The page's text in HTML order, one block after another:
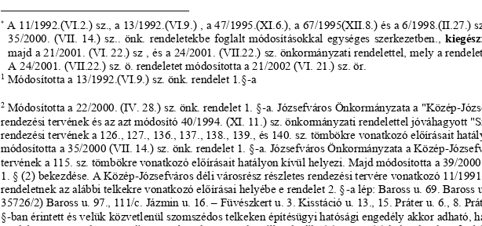
* A 11/1992.(VI.2.) sz., a 13/1992.(VI.9.) , a 47/1995.(XI.6.), a 67/1995(XII.8.) és a 6/1998.(II.27.)
35/2000.  (VII.  14.)  sz.
önk. rendeletekbe foglalt módosításokkal egységes szerkezetben.,
majd a 21/2001. (VI. 22.) sz , és a 24/2001. (VII.22.) sz. önkormányzati rendelettel, mely a
A 24/2001. (VII.22.) sz. ö. rendeletet módosította a 21/2002 (VI. 21.) sz. ör.
1 Módosította a 13/1992.(VI.9.) sz. önk. rendelet 1.§-a
2 Módosította a 22/2000. (IV. 28.) sz. önk. rendelet 1. §-a. Józsefváros Önkormányzata a "Közép-
rendezési tervének és az azt módosító 40/1994. (XI. 11.) sz. önkormányzati rendelettel jóváhagyott
rendezési tervének a 126., 127., 136., 137., 138., 139., és 140. sz. tömbökre vonatkozó előírásait
módosította a 35/2000 (VII. 14.) sz. önk. rendelet 1. §-a. Józsefváros Önkormányzata a Közép-
tervének a 115. sz. tömbökre vonatkozó előírásait hatályon kívül helyezi. Majd módosította a 39/
1. § (2) bekezdése. A Közép-Józsefváros déli városrész részletes rendezési tervére vonatkozó 11/
rendeletnek az alábbi telkekre vonatkozó előírásai helyébe e rendelet 2. §-a lép: Baross u. 69. Baross
35726/2) Baross u. 97., 111/c. Jázmin u. 16. – Füvészkert u. 3. Kisstáció u. 13., 15. Práter u. 6., 8.
§-ban érintett és velük közvetlenül szomszédos telkeken építésügyi hatósági engedély akkor adható,